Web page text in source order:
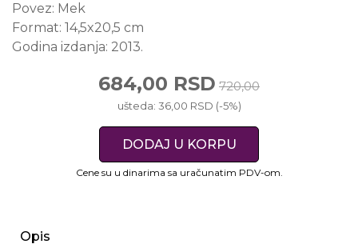
Povez: Mek
Format: 14,5x20,5 cm
Godina izdanja: 2013.
684,00 RSD 720,00
ušteda: 36,00 RSD (-5%)
DODAJ U KORPU
Cene su u dinarima sa uračunatim PDV-om.
Opis